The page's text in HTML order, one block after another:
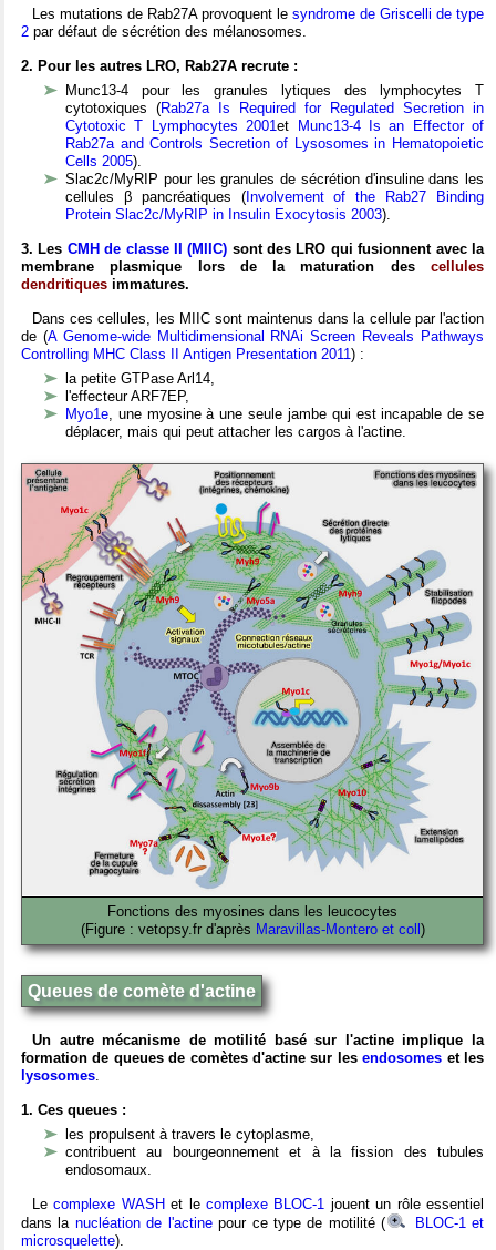
Les mutations de Rab27A provoquent le syndrome de Griscelli de type
2 par défaut de sécrétion des mélanosomes.
2. Pour les autres LRO, Rab27A recrute :
Munc13-4 pour les granules lytiques des lymphocytes T
cytotoxiques (Rab27a Is Required for Regulated Secretion in
Cytotoxic T Lymphocytes 2001et
Munc13-4 Is an Effector of
Rab27a and Controls Secretion of Lysosomes in Hematopoietic
Cells 2005).
Slac2c/MyRIP pour les granules de sécrétion d'insuline dans les
cellules β pancréatiques (Involvement of the Rab27 Binding
Protein Slac2c/MyRIP in Insulin Exocytosis 2003).
3. Les CMH de classe II (MIIC) sont des LRO qui fusionnent avec la
membrane plasmique lors de la maturation des cellules
dendritiques immatures.
Dans ces cellules, les MIIC sont maintenus dans la cellule par l'action
de (A Genome-wide Multidimensional RNAi Screen Reveals Pathways
Controlling MHC Class II Antigen Presentation 2011) :
la petite GTPase Arl14,
l'effecteur ARF7EP,
Myo1e, une myosine à une seule jambe qui est incapable de se
déplacer, mais qui peut attacher les cargos à l'actine.
Fonctions des myosines dans les leucocytes
(Figure : vetopsy.fr d'après Maravillas-Montero et coll )
Queues de comète d'actine
Un autre mécanisme de motilité basé sur l'actine implique la
formation de queues de comètes d'actine sur lesendosomes et les
lysosomes
1. Ces queues :
les propulsent à travers le cytoplasme,
contribuent au bourgeonnement et à la fission des tubules
endosomaux.
Lecomplexe WASH et lecomplexe BLOC-1 jouent un rôle essentiel
dans la nucléation de l'actinepour ce type de motilité (
BLOC-1 et
microsquelette).